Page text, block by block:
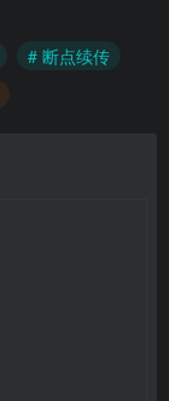
# 断点续传